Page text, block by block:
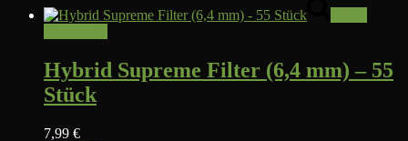
auf
gewählt
werden
war:
ist:
Hybrid Supreme Filter (6,4 mm) – 55
Stück
7,99 €